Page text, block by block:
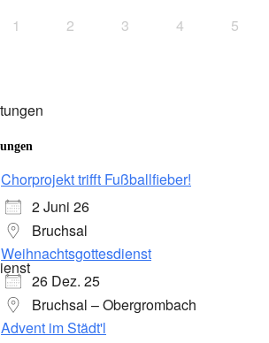
1 2 3 4 5
Chorprojekt trifft Fußballfieber!
2 Juni 26
Bruchsal
Weihnachtsgottesdienst
26 Dez. 25
Bruchsal – Obergrombach
Advent im Städt'l